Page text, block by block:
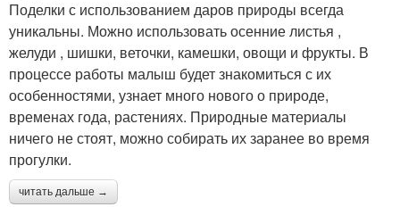
Поделки с использованием даров природы всегда
уникальны. Можно использовать осенние листья ,
желуди , шишки, веточки, камешки, овощи и фрукты. В
процессе работы малыш будет знакомиться с их
особенностями, узнает много нового о природе,
временах года, растениях. Природные материалы
ничего не стоят, можно собирать их заранее во время
прогулки.
читать дальше →